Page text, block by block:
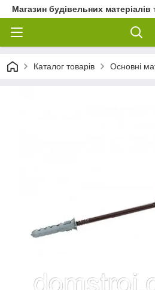
Магазин будівельних
Каталог товарів Основні